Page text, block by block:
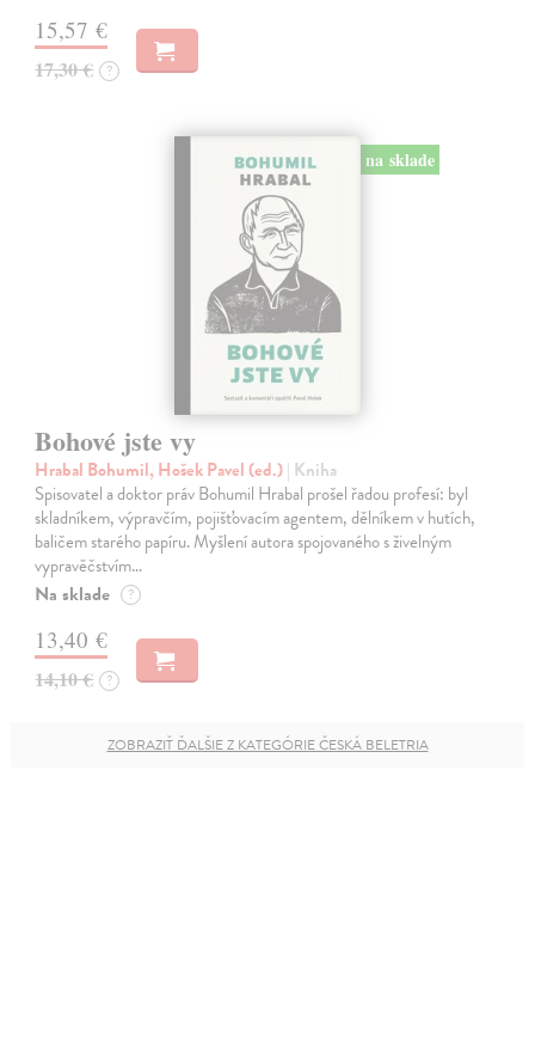
15,57 €
17,30 € ?
na sklade
Bohové jste vy
Hrabal Bohumil, Hošek Pavel (ed.)| Kniha
Spisovatel a doktor práv Bohumil Hrabal prošel řadou profesí: byl
skladníkem, výpravčím, pojišťovacím agentem, dělníkem v hutích,
baličem starého papíru. Myšlení autora spojovaného s živelným
vypravěčstvím…
Na sklade ?
13,40 €
14,10 € ?
ZOBRAZIŤ ĎALŠIE Z KATEGÓRIE ČESKÁ BELETRIA